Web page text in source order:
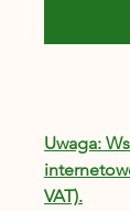
Uwaga:
VAT).